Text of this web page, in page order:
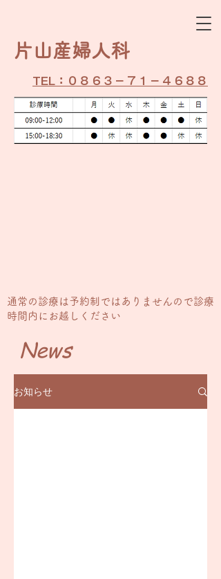
​片山産婦人科
TEL：０８６３－７１－４６８８
通常の​診療は予約制ではありませんので診療
時間内にお越しください
News
お知らせ